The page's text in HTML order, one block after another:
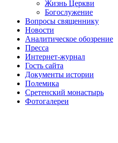
Жизнь Церкви
Богослужение
Вопросы священнику
Новости
Аналитическое обозрение
Пресса
Интернет-журнал
Гость сайта
Документы истории
Полемика
Сретенский монастырь
Фотогалереи